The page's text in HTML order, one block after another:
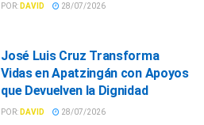
POR: DAVID 28/07/2026
José Luis Cruz Transforma
Vidas en Apatzingán con Apoyos
que Devuelven la Dignidad
POR: DAVID 28/07/2026